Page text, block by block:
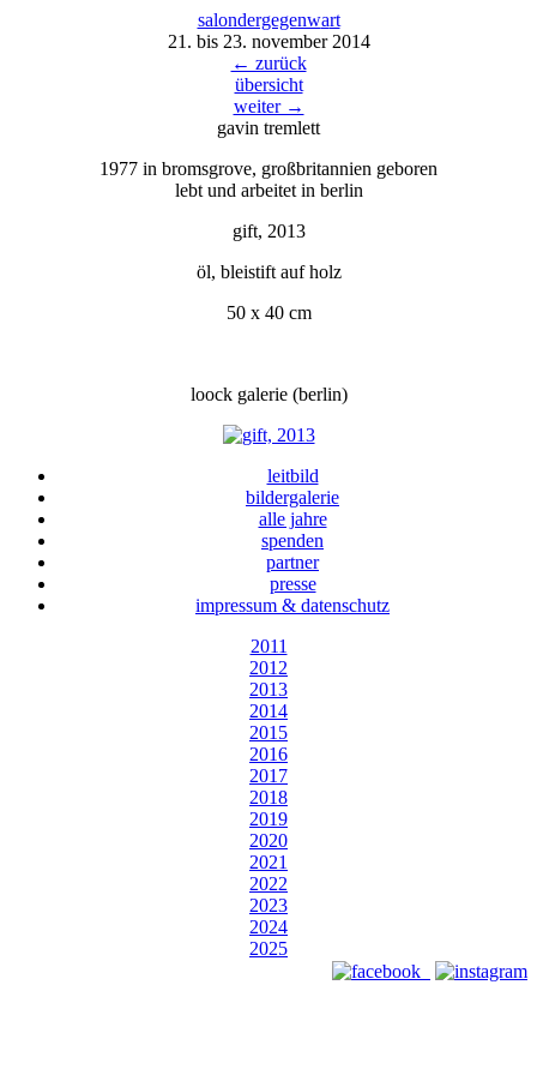
salondergegenwart
21. bis 23. november 2014
← zurück
übersicht
weiter →
gavin tremlett
1977 in bromsgrove, großbritannien geboren
lebt und arbeitet in berlin
gift, 2013
öl, bleistift auf holz
50 x 40 cm
loock galerie (berlin)
leitbild
bildergalerie
alle jahre
spenden
partner
presse
impressum & datenschutz
2011
2012
2013
2014
2015
2016
2017
2018
2019
2020
2021
2022
2023
2024
2025